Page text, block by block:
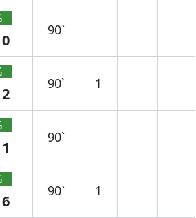
90`
90` 1
90`
90` 1